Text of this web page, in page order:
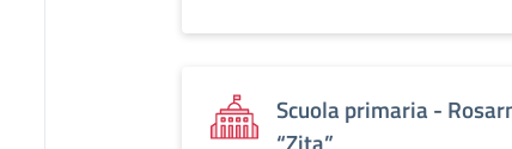
Scuola primaria -